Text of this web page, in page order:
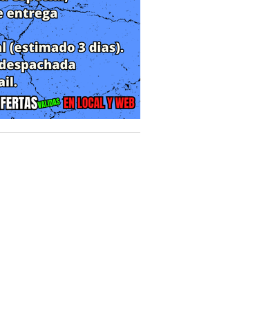
necesidades básicas, como
conlleva una situación tan
detallados que reflejan la
encontrarás diferentes
y toma de decisiones.
y tensa.